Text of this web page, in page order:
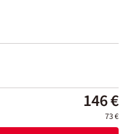
146 €
73 €